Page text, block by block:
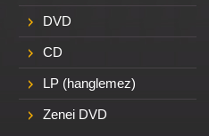
DVD
CD
LP (hanglemez)
Zenei DVD